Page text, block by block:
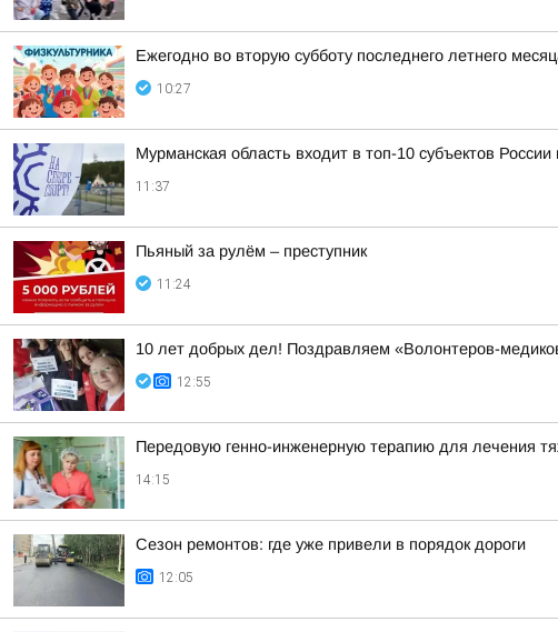
Ежегодно во вторую субботу последнего летнего
10:27
Мурманская область входит в топ-10 субъектов
11:37
Пьяный за рулём – преступник
11:24
10 лет добрых дел! Поздравляем «Волонтеров-
12:55
Передовую генно-инженерную терапию для лечения
14:15
Сезон ремонтов: где уже привели в порядок дороги
12:05